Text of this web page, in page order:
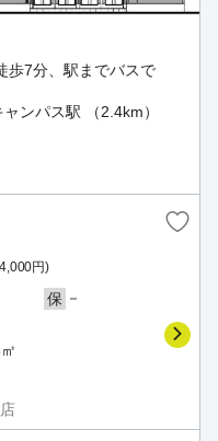
歩7分、駅までバスで
ンパス駅 （2.4km）
円)
保 －